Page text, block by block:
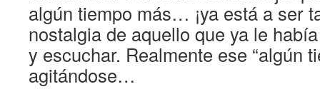
algún tiempo más… ¡ya está a ser
nostalgia de aquello que ya le
y escuchar. Realmente ese “algún
agitándose…